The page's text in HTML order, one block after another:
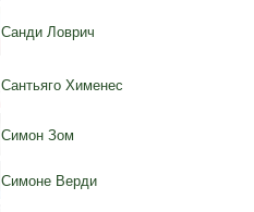
Санди Ловрич
Сантьяго Хименес
Симон Зом
Симоне Верди